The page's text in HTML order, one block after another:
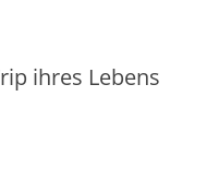
ihres Lebens